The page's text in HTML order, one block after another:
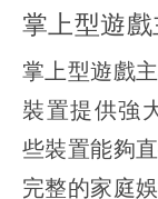
掌上型遊
掌上型遊戲
裝置提供強
些裝置能夠
完整的家庭娛